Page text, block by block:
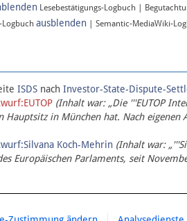
Lesebestätigungs-Logbuch |
ausblenden | Semantic-MediaWiki-
ISDS nach Investor-State-Dispute-
(Inhalt war: „Die '''EUTOP
in München hat. Nach eigenen
Koch-Mehrin (Inhalt war:
Europäischen Parlaments, seit